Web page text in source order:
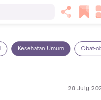
Kesehatan Umum Obat-
28 July